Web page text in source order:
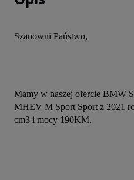
Szanowni Państwo,
Mamy w naszej ofercie BMW
MHEV M Sport Sport z 2021
cm3 i mocy 190KM.